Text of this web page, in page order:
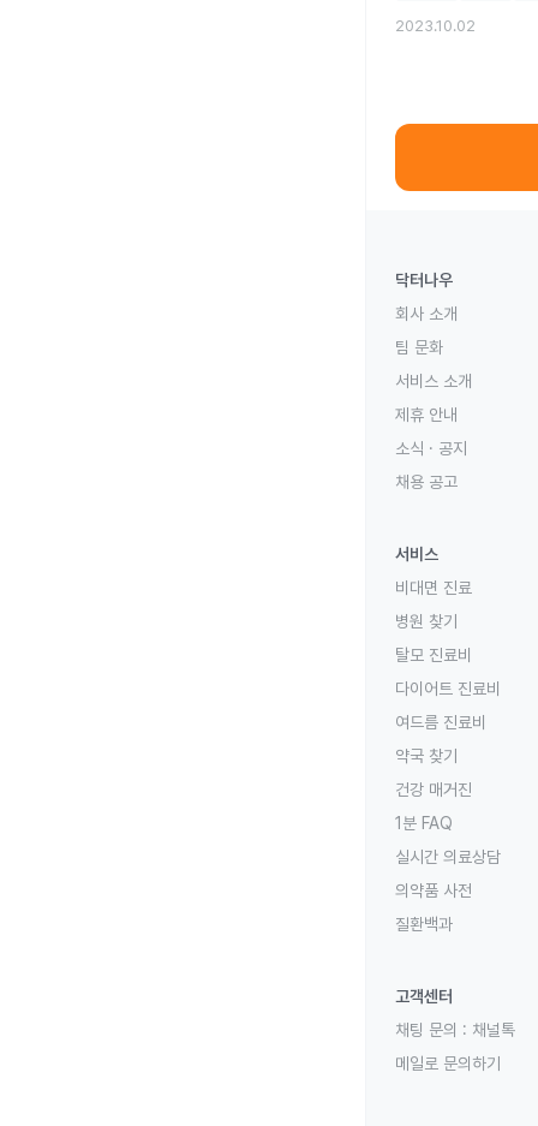
2023.10.02
닥터나우
회사 소개
팀 문화
서비스 소개
제휴 안내
소식 · 공지
채용 공고
서비스
비대면 진료
병원 찾기
탈모 진료비
다이어트 진료비
여드름 진료비
약국 찾기
건강 매거진
1분 FAQ
실시간 의료상담
의약품 사전
질환백과
고객센터
채팅 문의 : 채널톡
메일로 문의하기